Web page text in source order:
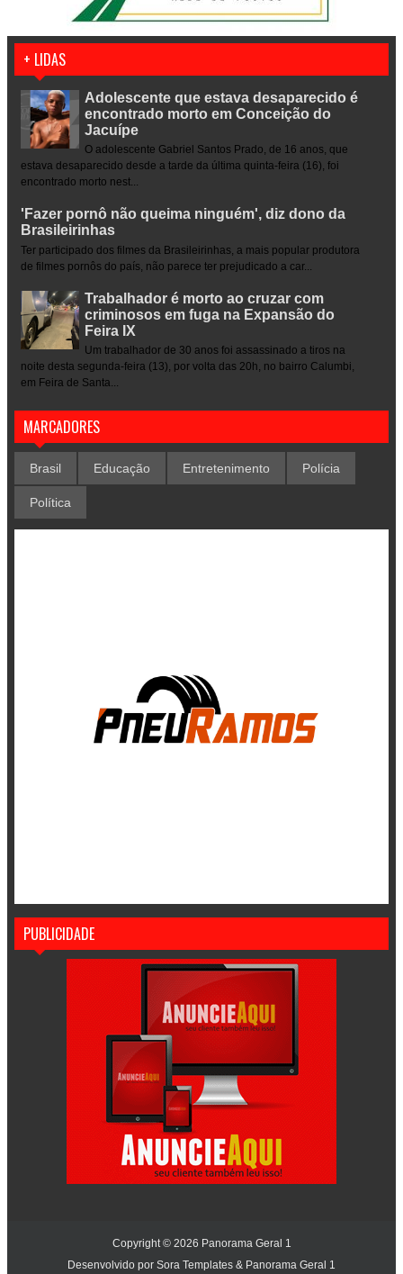
+ LIDAS
Adolescente que estava desaparecido é
encontrado morto em Conceição do
Jacuípe
O adolescente Gabriel Santos Prado, de 16 anos, que
estava desaparecido desde a tarde da última quinta-feira (16), foi
encontrado morto nest...
'Fazer pornô não queima ninguém', diz dono da
Brasileirinhas
Ter participado dos filmes da Brasileirinhas, a mais popular produtora
de filmes pornôs do país, não parece ter prejudicado a car...
Trabalhador é morto ao cruzar com
criminosos em fuga na Expansão do
Feira IX
Um trabalhador de 30 anos foi assassinado a tiros na
noite desta segunda-feira (13), por volta das 20h, no bairro Calumbi,
em Feira de Santa...
MARCADORES
Brasil Educação Entretenimento Polícia
Política
PUBLICIDADE
Copyright © 2026 Panorama Geral 1
Desenvolvido por Sora Templates & Panorama Geral 1